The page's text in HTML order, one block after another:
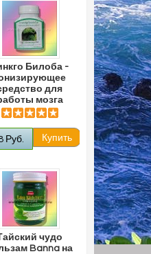
Билоба -
для
мозга
Руб.
чудо
Banna на